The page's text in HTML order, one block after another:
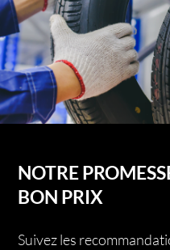
NOTRE
BON PRIX
Suivez les